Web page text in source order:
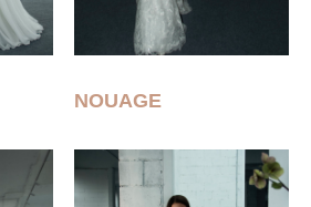
NOUAGE